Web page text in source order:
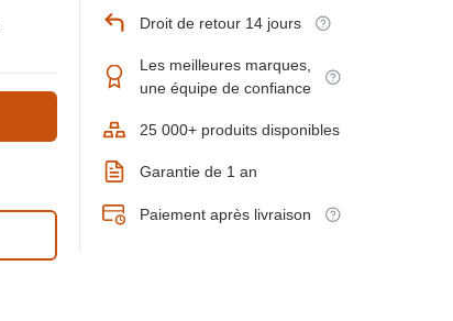
Droit de retour 14 jours
Les meilleures marques,
une équipe de confiance
25 000+ produits disponibles
Garantie de 1 an
Paiement après livraison